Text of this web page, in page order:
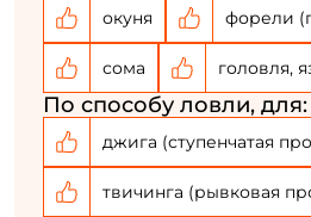
окуня форели
сома головля,
По способу ловли, для:
джига (ступенчатая
твичинга (рывковая